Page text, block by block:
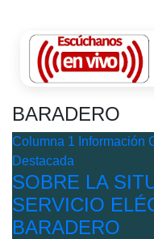
BARADERO
Columna 1 Información
Destacada
SOBRE LA
SERVICIO
BARADERO